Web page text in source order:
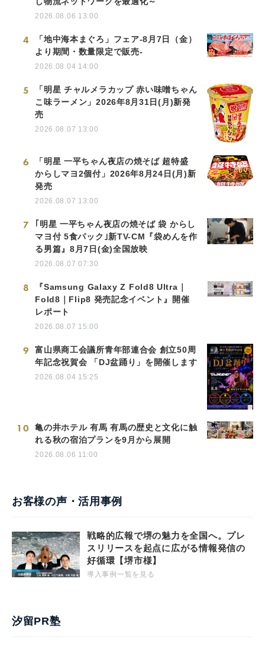
2026.08.06 13:00
4
「地中海本まぐろ」フェア-8月7日（金）
より期間・数量限定で販売-
2026.08.04 14:00
5
「明星 チャルメラカップ 赤い味噌ちゃん
こ味ラーメン」2026年8月31日(月)新発
売
2026.08.07 13:00
6
「明星 一平ちゃん夜店の焼そば 超特盛
からしマヨ2個付」2026年8月24日(月)新
発売
2026.08.07 13:00
7
｢明星 一平ちゃん夜店の焼そば 袋 からし
マヨ付 5食パック｣新TV-CM『袋めんを作
る男篇』8月7日(金)全国放映
2026.08.07 07:30
8
『Samsung Galaxy Z Fold8 Ultra｜
Fold8｜Flip8 発売記念イベント』開催
レポート
2026.08.07 15:00
9
富山県商工会議所青年部連合会 創立50周
年記念祝賀会 「DJ盆踊り」を開催します
2026.08.04 15:25
10
亀の井ホテル 有馬 有馬の歴史と文化に触
れる秋の宿泊プランを9月から展開
2026.08.06 11:00
お客様の声・活用事例
戦略的広報で堺の魅力を全国へ。プレ
スリリースを起点に広がる情報発信の
好循環【堺市様】
導入事例一覧を見る
汐留PR塾